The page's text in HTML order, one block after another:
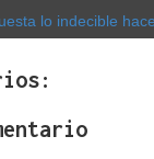
lo indecible